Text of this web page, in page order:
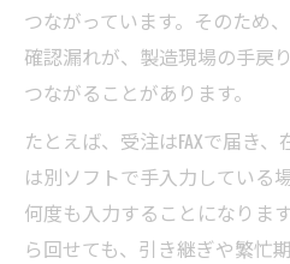
つながっています。そのため
確認漏れが、製造現場の手戻
つながることがあります。
たとえば、受注はFAXで届き
は別ソフトで手入力している
何度も入力することになりま
ら回せても、引き継ぎや繁忙